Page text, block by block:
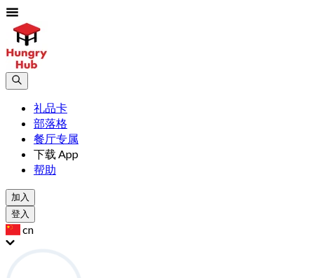
礼品卡
部落格
餐厅专属
下载 App
帮助
加入
登入
cn